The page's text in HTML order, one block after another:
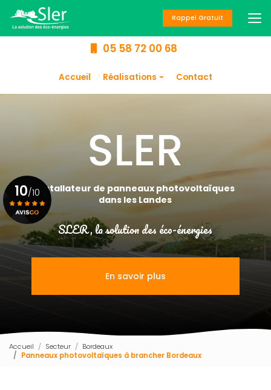
au
contenu
principal
05 58 72 00 68
Accueil Réalisations
Chauffage
Climatisation
Contact
Rappel Gratuit
Installateur de panneaux photovoltaïques
dans les Landes
SLER, la solution des éco-énergies
En savoir plus
10/10
Voir le certificat
Accueil Secteur
Bordeaux
Panneaux photovoltaïques à brancher Bordeaux